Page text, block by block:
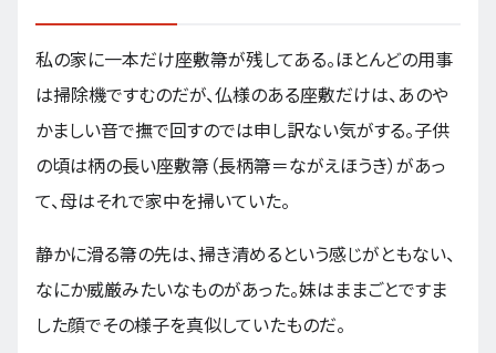
私の家に一本だけ座敷箒が残してある。ほとんどの用事
は掃除機ですむのだが、仏様のある座敷だけは、あのや
かましい音で撫で回すのでは申し訳ない気がする。子供
の頃は柄の長い座敷箒（長柄箒＝ながえほうき）があっ
て、母はそれで家中を掃いていた。
静かに滑る箒の先は、掃き清めるという感じがともない、
なにか威厳みたいなものがあった。妹はままごとですま
した顔でその様子を真似していたものだ。